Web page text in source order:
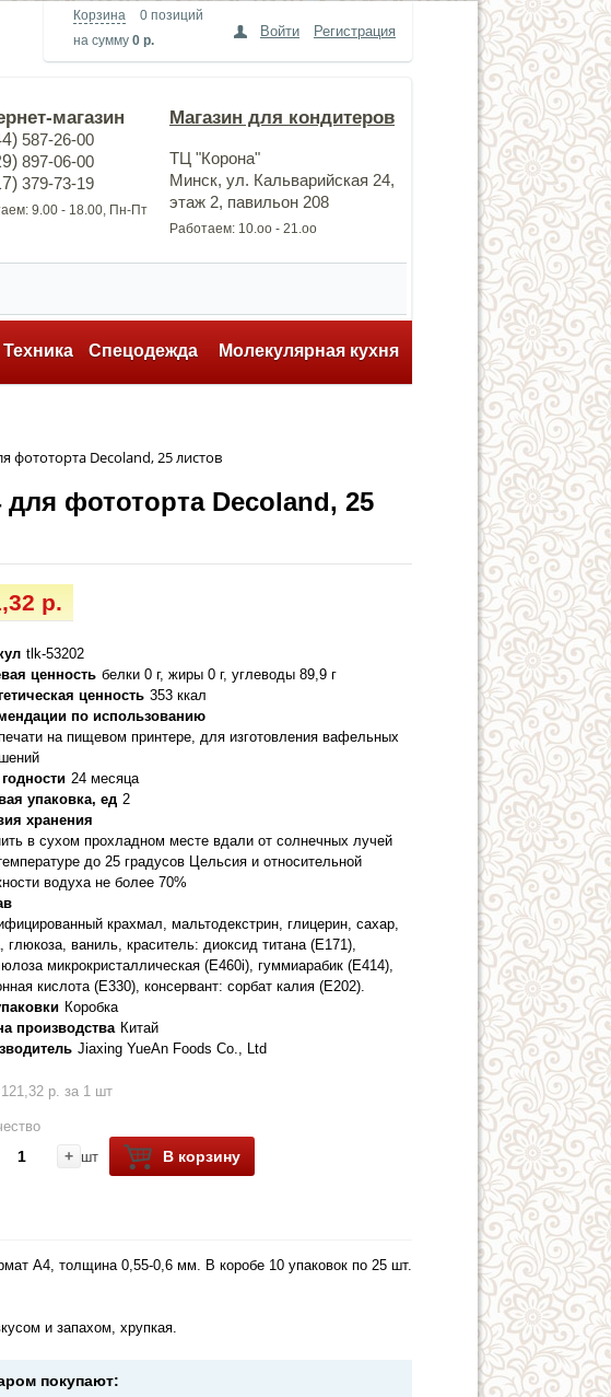
Корзина
0 позиций
на сумму 0 р.
Войти Регистрация
магазин
587-26-00
897-06-00
379-73-19
9.00 - 18.00, Пн-Пт
Магазин для кондитеров
ТЦ "Корона"
Минск, ул. Кальварийская 24,
этаж 2, павильон 208
Работаем: 10.оо - 21.оо
Техника Спецодежда Молекулярная кухня
фототорта Decoland, 25 листов
фототорта Decoland, 25
р.
tlk-53202
ценность белки 0 г, жиры 0 г, углеводы 89,9 г
ценность 353 ккал
по использованию
на пищевом принтере, для изготовления вафельных
24 месяца
упаковка, ед 2
хранения
в сухом прохладном месте вдали от солнечных лучей
до 25 градусов Цельсия и относительной
водуха не более 70%
крахмал, мальтодекстрин, глицерин, сахар,
глюкоза, ваниль, краситель: диоксид титана (E171),
микрокристаллическая (E460i), гуммиарабик (E414),
кислота (E330), консервант: сорбат калия (E202).
Коробка
производства Китай
Jiaxing YueAn Foods Co., Ltd
р. за 1 шт
+ шт В корзину
А4, толщина 0,55-0,6 мм. В коробе 10 упаковок по 25 шт.
и запахом, хрупкая.
покупают: